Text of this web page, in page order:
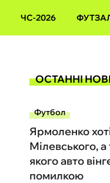
ЧС-2026
ОСТАННІ
Футбол
Ярмоленко
Мілевського,
якого авто
помилкою